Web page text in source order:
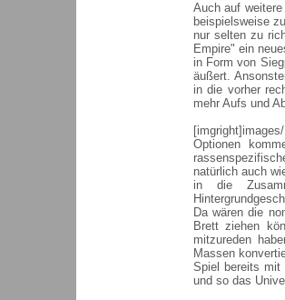
Auch auf
beispielsweise
nur selten zu
Empire" ein
in Form von
äußert.
in die vorher
mehr Aufs und
Optionen
natürlich auch
in die
Da wären die
Brett ziehen
mitzureden
Massen
Spiel bereits mit
und so das